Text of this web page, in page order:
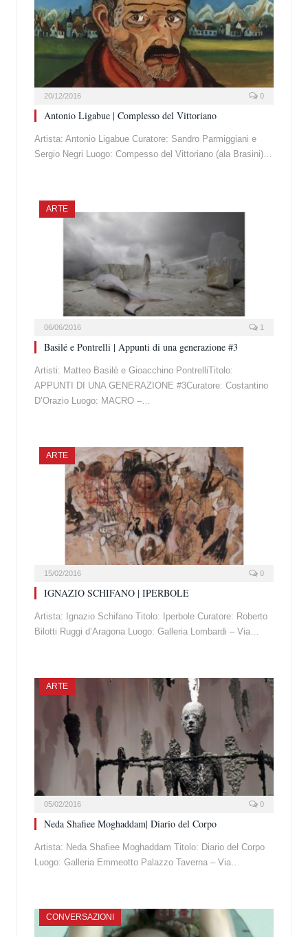
20/12/2016 0
Antonio Ligabue | Complesso del Vittoriano
Artista: Antonio Ligabue Curatore: Sandro Parmiggiani e
Sergio Negri Luogo: Compesso del Vittoriano (ala Brasini)…
ARTE
06/06/2016 1
Basilé e Pontrelli | Appunti di una generazione #3
Artisti: Matteo Basilé e Gioacchino PontrelliTitolo:
APPUNTI DI UNA GENERAZIONE #3Curatore: Costantino
D’Orazio Luogo: MACRO –…
ARTE
15/02/2016 0
IGNAZIO SCHIFANO | IPERBOLE
Artista: Ignazio Schifano Titolo: Iperbole Curatore: Roberto
Bilotti Ruggi d’Aragona Luogo: Galleria Lombardi – Via…
ARTE
05/02/2016 0
Neda Shafiee Moghaddam| Diario del Corpo
Artista: Neda Shafiee Moghaddam Titolo: Diario del Corpo
Luogo: Galleria Emmeotto Palazzo Taverna – Via…
CONVERSAZIONI